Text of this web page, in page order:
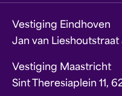
Vestiging Eindhoven
Jan van Lieshoutstraat
Vestiging Maastricht
Sint Theresiaplein 11,